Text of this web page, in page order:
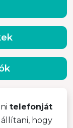
telefonját
állítani, hogy